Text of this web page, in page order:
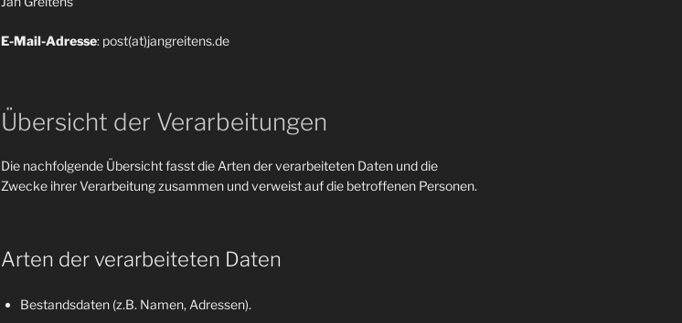
E-Mail-Adresse: post(at)jangreitens.de
Übersicht der Verarbeitungen
Die nachfolgende Übersicht fasst die Arten der verarbeiteten Daten und die
Zwecke ihrer Verarbeitung zusammen und verweist auf die betroffenen Personen.
Arten der verarbeiteten Daten
Bestandsdaten (z.B. Namen, Adressen).